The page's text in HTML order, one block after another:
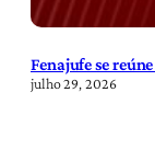
Fenajufe se
julho 29, 2026